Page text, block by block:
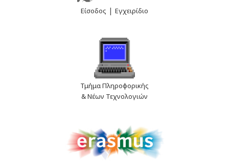
Είσοδος | Εγχειρίδιο
Τμήμα Πληροφορικής
& Νέων Τεχνολογιών